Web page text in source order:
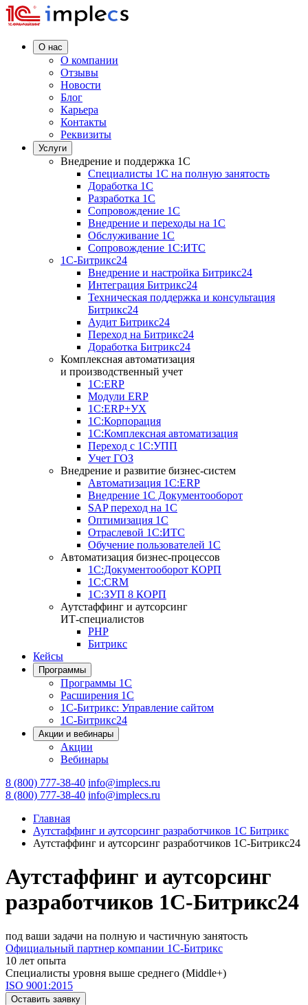
О нас
О компании
Отзывы
Новости
Блог
Карьера
Контакты
Реквизиты
Услуги
Внедрение и поддержка 1C
Специалисты 1C на полную занятость
Доработка 1C
Разработка 1C
Сопровождение 1C
Внедрение и переходы на 1C
Обслуживание 1C
Сопровождение 1C:ИТС
1С-Битрикс24
Внедрение и настройка Битрикс24
Интеграция Битрикс24
Техническая поддержка и консультация
Битрикс24
Аудит Битрикс24
Переход на Битрикс24
Доработка Битрикс24
Комплексная автоматизация
и производственный учет
1С:ERP
Модули ERP
1C:ERP+УХ
1С:Корпорация
1С:Комплексная автоматизация
Переход с 1С:УПП
Учет ГОЗ
Внедрение и развитие бизнес-систем
Автоматизация 1С:ERP
Внедрение 1С Документооборот
SAP переход на 1С
Оптимизация 1С
Отраслевой 1С:ИТС
Обучение пользователей 1С
Автоматизация бизнес-процессов
1С:Документооборот КОРП
1С:CRM
1С:ЗУП 8 КОРП
Аутстаффинг и аутсорсинг
ИТ-специалистов
PHP
Битрикс
Кейсы
Программы
Программы 1С
Расширения 1С
1С-Битрикс: Управление сайтом
1С-Битрикс24
Акции и вебинары
Акции
Вебинары
8 (800) 777-38-40 info@implecs.ru
8 (800) 777-38-40 info@implecs.ru
Главная
Аутстаффинг и аутсорсинг разработчиков 1С Битрикс
Аутстаффинг и аутсорсинг разработчиков 1С-Битрикс24
Аутстаффинг и аутсорсинг
разработчиков 1С-Битрикс24
под ваши задачи на полную и частичную занятость
Официальный партнер компании 1С-Битрикс
10 лет опыта
Специалисты уровня выше среднего (Middle+)
ISO 9001:2015
Оставить заявку